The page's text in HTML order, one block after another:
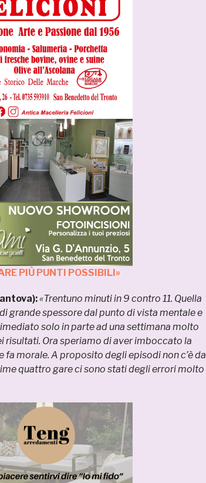
PIÙ PUNTI POSSIBILI»
«Trentuno minuti in 9 contro 11. Quella
grande spessore dal punto di vista mentale e
solo in parte ad una settimana molto
risultati. Ora speriamo di aver imboccato la
fa morale. A proposito degli episodi non c’è da
quattro gare ci sono stati degli errori molto